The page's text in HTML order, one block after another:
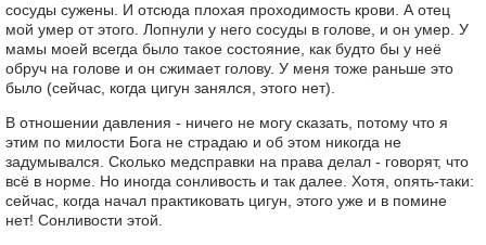
сосуды сужены. И отсюда плохая проходимость крови. А отец
мой умер от этого. Лопнули у него сосуды в голове, и он умер. У
мамы моей всегда было такое состояние, как будто бы у неё
обруч на голове и он сжимает голову. У меня тоже раньше это
было (сейчас, когда цигун занялся, этого нет).
В отношении давления - ничего не могу сказать, потому что я
этим по милости Бога не страдаю и об этом никогда не
задумывался. Сколько медсправки на права делал - говорят, что
всё в норме. Но иногда сонливость и так далее. Хотя, опять-таки:
сейчас, когда начал практиковать цигун, этого уже и в помине
нет! Сонливости этой.